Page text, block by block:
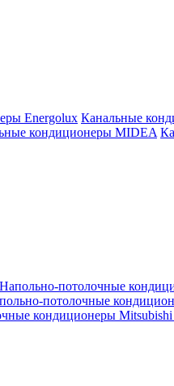
Energolux Канальные
кондиционеры MIDEA
Напольно-потолочные
потолочные
кондиционеры